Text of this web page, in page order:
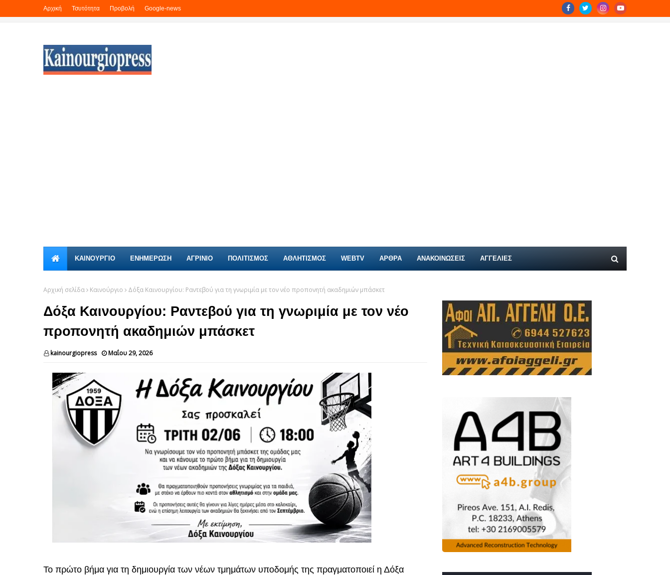
Αρχική Τσυτότητα Προβολή Google-news
ΚΑΙΝΟΎΡΓΙΟ ΕΝΗΜΕΡΩΣΗ ΑΓΡΙΝΙΟ ΠΟΛΙΤΙΣΜΟΣ ΑΘΛΗΤΙΣΜΟΣ WEBTV ΑΡΘΡΑ ΑΝΑΚΟΙΝΩΣΕΙΣ ΑΓΓΕΛΊΕΣ
Αρχική σελίδα Καινούργιο Δόξα Καινουργίου: Ραντεβού για τη γνωριμία με τον νέο προπονητή ακαδημιών μπάσκετ
Δόξα Καινουργίου: Ραντεβού για τη γνωριμία με τον νέο
προπονητή ακαδημιών μπάσκετ
kainourgiopress Μαΐου 29, 2026
Το πρώτο βήμα για τη δημιουργία των νέων τμημάτων υποδομής της πραγματοποιεί η Δόξα